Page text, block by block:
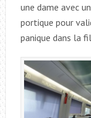
une dame avec
portique pour
panique dans la